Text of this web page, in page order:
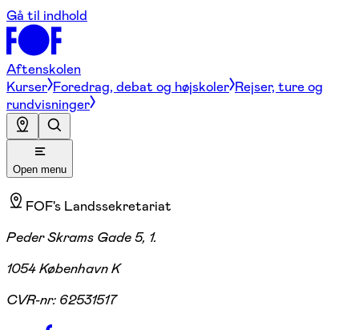
Gå til indhold
Aftenskolen
Kurser Foredrag, debat og højskoler Rejser, ture og
rundvisninger
Open menu
FOF's Landssekretariat
Peder Skrams Gade 5, 1.
1054 København K
CVR-nr: 62531517